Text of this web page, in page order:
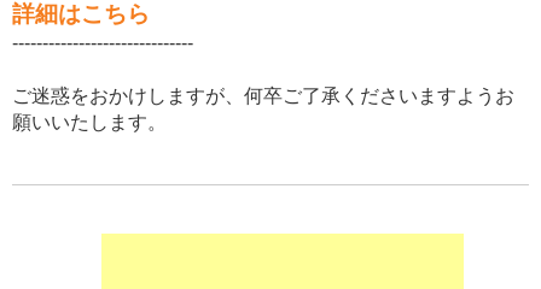
詳細はこちら
------------------------------
ご迷惑をおかけしますが、何卒ご了承くださいますようお
願いいたします。